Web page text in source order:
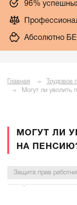
96%
Абсолютно
Главная Трудовое
Могут ли уволить
МОГУТ ЛИ
НА
Защита прав